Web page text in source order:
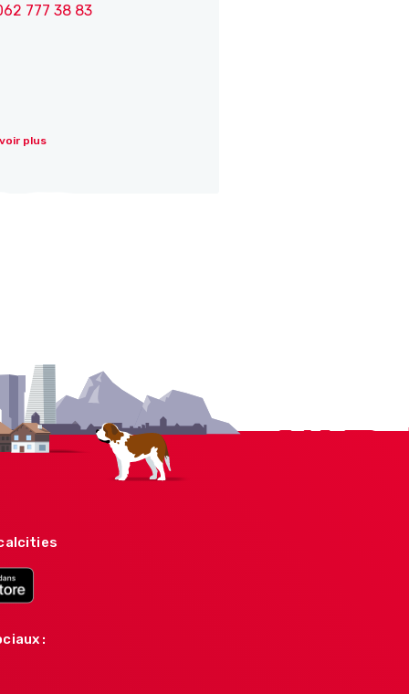
777 38 83
plus
: